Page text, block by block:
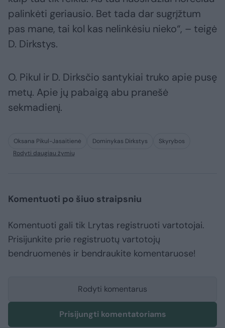
palinkėti geriausio. Bet tada dar sugrįžtum
pas mane, tai kol kas nelinkėsiu nieko“, – teigė
D. Dirkstys.
O. Pikul ir D. Dirksčio santykiai truko apie pusę
metų. Apie jų pabaigą abu pranešė
sekmadienį.
Oksana Pikul-Jasaitienė Dominykas Dirkstys
Skyrybos
Rodyti daugiau žymių
Komentuoti po šiuo straipsniu
Komentuoti gali tik Lrytas registruoti vartotojai.
Prisijunkite prie registruotų vartotojų
bendruomenės ir bendraukite komentaruose!
Rodyti komentarus
Prisijungti komentatoriams